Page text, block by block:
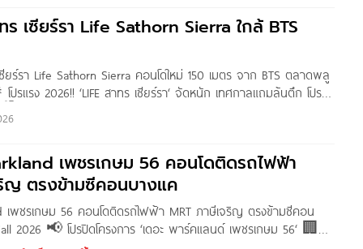
ร เซียร์รา Life Sathorn Sierra ใกล้ BTS
ร์รา Life Sathorn Sierra คอนโดใหม่ 150 เมตร จาก BTS ตลาดพลู
ปรแรง 2026!! ‘LIFE สาทร เซียร์รา‘ จัดหนัก เทศกาลแถมล้นตึก โปร
เพชรเกษม 56 คอนโดติดรถไฟฟ้า
ญ ตรงข้ามซีคอนบางแค
เพชรเกษม 56 คอนโดติดรถไฟฟ้า MRT ภาษีเจริญ ตรงข้ามซีคอน
2026 📢 โปรปิดโครงการ ‘เดอะ พาร์คแลนด์ เพชรเกษม 56‘ 🏢